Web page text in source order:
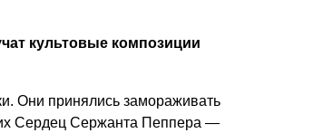
культовые композиции
Они принялись замораживать
Сердец Сержанта Пеппера —